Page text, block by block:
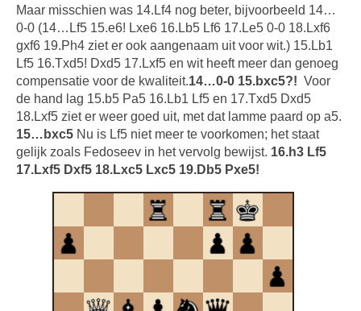
Maar misschien was 14.Lf4 nog beter, bijvoorbeeld 14…
0-0 (14…Lf5 15.e6! Lxe6 16.Lb5 Lf6 17.Le5 0-0 18.Lxf6
gxf6 19.Ph4 ziet er ook aangenaam uit voor wit.) 15.Lb1
Lf5 16.Txd5! Dxd5 17.Lxf5 en wit heeft meer dan genoeg
compensatie voor de kwaliteit.14…0-0 15.bxc5?! Voor
de hand lag 15.b5 Pa5 16.Lb1 Lf5 en 17.Txd5 Dxd5
18.Lxf5 ziet er weer goed uit, met dat lamme paard op a5.
15…bxc5 Nu is Lf5 niet meer te voorkomen; het staat
gelijk zoals Fedoseev in het vervolg bewijst. 16.h3 Lf5
17.Lxf5 Dxf5 18.Lxc5 Lxc5 19.Db5 Pxe5!